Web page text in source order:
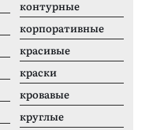
контурные
корпоративные
красивые
краски
кровавые
круглые